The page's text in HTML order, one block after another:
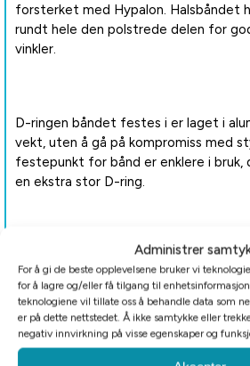
Administrer
For å gi de beste opplevelsene bruker vi
for å lagre og/eller få tilgang til
teknologiene vil tillate oss å behandle data som
er på dette nettstedet. Å ikke samtykke eller
negativ innvirkning på visse egenskaper og
forsterket med Hypalon. Halsbåndet
rundt hele den polstrede delen for
vinkler.
D-ringen båndet festes i er laget i
vekt, uten å gå på kompromiss med
festepunkt for bånd er enklere i bruk,
en ekstra stor D-ring.
Roam collar finnes i fargene svart,
Halsbåndet er tilgjengelig i
Tilleggsinformasjon